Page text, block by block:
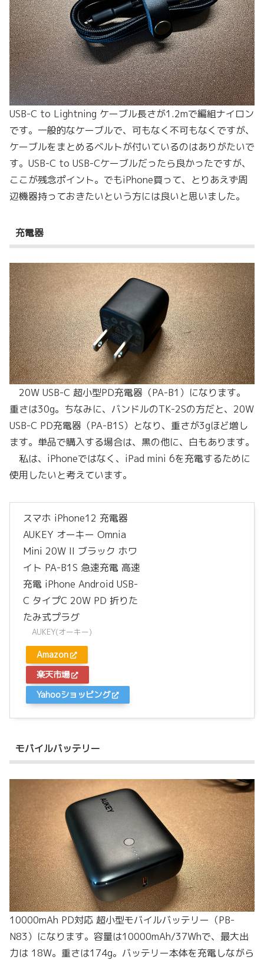
USB-C to Lightning ケーブル長さが1.2mで編組ナイロン
です。一般的なケーブルで、可もなく不可もなくですが、
ケーブルをまとめるベルトが付いているのはありがたいで
す。USB-C to USB-Cケーブルだったら良かったですが、
ここが残念ポイント。でもiPhone買って、とりあえず周
辺機器持っておきたいという方には良いと思いました。
充電器
20W USB-C 超小型PD充電器（PA-B1）になります。
重さは30g。ちなみに、バンドルのTK-2Sの方だと、20W
USB-C PD充電器（PA-B1S）となり、重さが3gほど増し
ます。単品で購入する場合は、黒の他に、白もあります。
私は、iPhoneではなく、iPad mini 6を充電するために
使用したいと考えています。
スマホ iPhone12 充電器
AUKEY オーキー Omnia
Mini 20W II ブラック ホワ
イト PA-B1S 急速充電 高速
充電 iPhone Android USB-
C タイプC 20W PD 折りた
たみ式プラグ
AUKEY(オーキー)
Amazon
楽天市場
Yahooショッピング
モバイルバッテリー
10000mAh PD対応 超小型モバイルバッテリー（PB-
N83）になります。容量は10000mAh/37Whで、最大出
力は 18W。重さは174g。バッテリー本体を充電しながら